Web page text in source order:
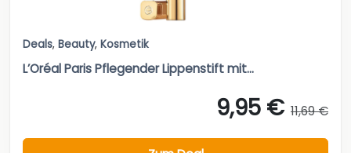
Deals, Beauty, Kosmetik
L’Oréal Paris Pflegender Lippenstift mit...
9,95 € 11,69 €